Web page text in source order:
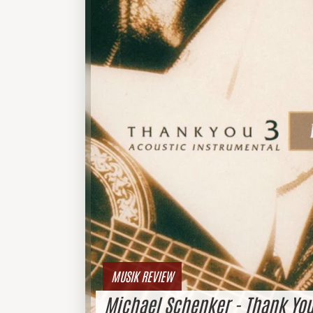
MUSIK REVIEW
Michael Schenker - Thank